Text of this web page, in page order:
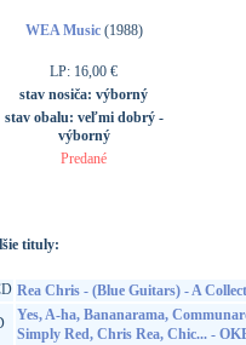
WEA Music(1988)
LP: 16,00 €
stav nosiča: výborný
stav obalu: veľmi dobrý -
výborný
Predané
tituly:
Rea Chris - (Blue Guitars) - A
Yes, A-ha, Bananarama,
Simply Red, Chris Rea, Chic... -